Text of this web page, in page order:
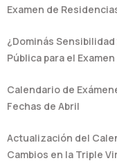
Examen de
¿Dominás
Pública para el
Calendario de
Fechas de Abril
Actualización del
Cambios en la Triple